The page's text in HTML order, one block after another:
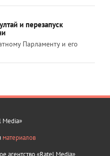
и перезапуск
Парламенту и его
материалов
агентство «Ratel Media»